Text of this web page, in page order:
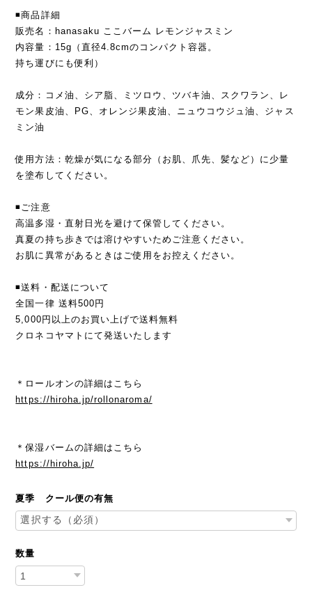
◾️商品詳細
販売名：hanasaku ここバーム レモンジャスミン
内容量：15g（直径4.8cmのコンパクト容器。
持ち運びにも便利）
成分：コメ油、シア脂、ミツロウ、ツバキ油、スクワラン、レ
モン果皮油、PG、オレンジ果皮油、ニュウコウジュ油、ジャス
ミン油
使用方法：乾燥が気になる部分（お肌、爪先、髪など）に少量
を塗布してください。
◾️ご注意
高温多湿・直射日光を避けて保管してください。
真夏の持ち歩きでは溶けやすいためご注意ください。
お肌に異常があるときはご使用をお控えください。
◾️送料・配送について
全国一律 送料500円
5,000円以上のお買い上げで送料無料
クロネコヤマトにて発送いたします
＊ロールオンの詳細はこちら
https://hiroha.jp/rollonaroma/
＊保湿バームの詳細はこちら
https://hiroha.jp/
夏季 クール便の有無
数量